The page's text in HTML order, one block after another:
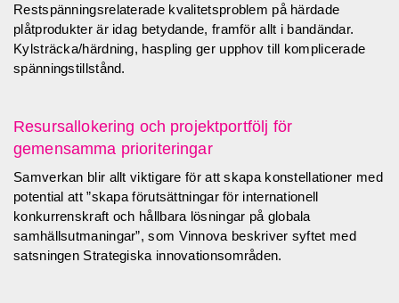
Restspänningsrelaterade kvalitetsproblem på härdade
plåtprodukter är idag betydande, framför allt i bandändar.
Kylsträcka/härdning, haspling ger upphov till komplicerade
spänningstillstånd.
Resursallokering och projektportfölj för
gemensamma prioriteringar
Samverkan blir allt viktigare för att skapa konstellationer med
potential att ”skapa förutsättningar för internationell
konkurrenskraft och hållbara lösningar på globala
samhällsutmaningar”, som Vinnova beskriver syftet med
satsningen Strategiska innovationsområden.